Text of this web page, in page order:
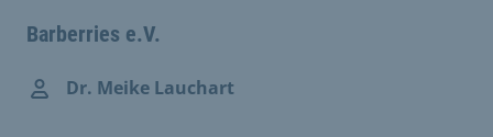
Barberries e.V.
Dr. Meike Lauchart